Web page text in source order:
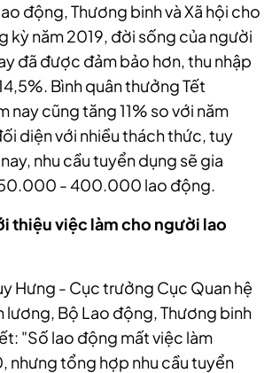
động, Thương binh và Xã hội cho
kỳ năm 2019, đời sống của người
đã được đảm bảo hơn, thu nhập
Bình quân thưởng Tết
nay cũng tăng 11% so với năm
diện với nhiều thách thức, tuy
nhu cầu tuyển dụng sẽ gia
- 400.000 lao động.
thiệu việc làm cho người lao
Hưng - Cục trưởng Cục Quan hệ
lương, Bộ Lao động, Thương binh
"Số lao động mất việc làm
nhưng tổng hợp nhu cầu tuyển